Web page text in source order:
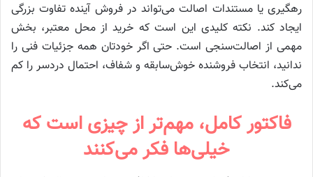
رهگیری یا مستندات اصالت می‌تواند در فروش آینده تفاوت بزرگی
ایجاد کند. نکته کلیدی این است که خرید از محل معتبر، بخش
مهمی از اصالت‌سنجی است. حتی اگر خودتان همه جزئیات فنی را
ندانید، انتخاب فروشنده خوش‌سابقه و شفاف، احتمال دردسر را کم
می‌کند.
فاکتور کامل، مهم‌تر از چیزی است که
خیلی‌ها فکر می‌کنند